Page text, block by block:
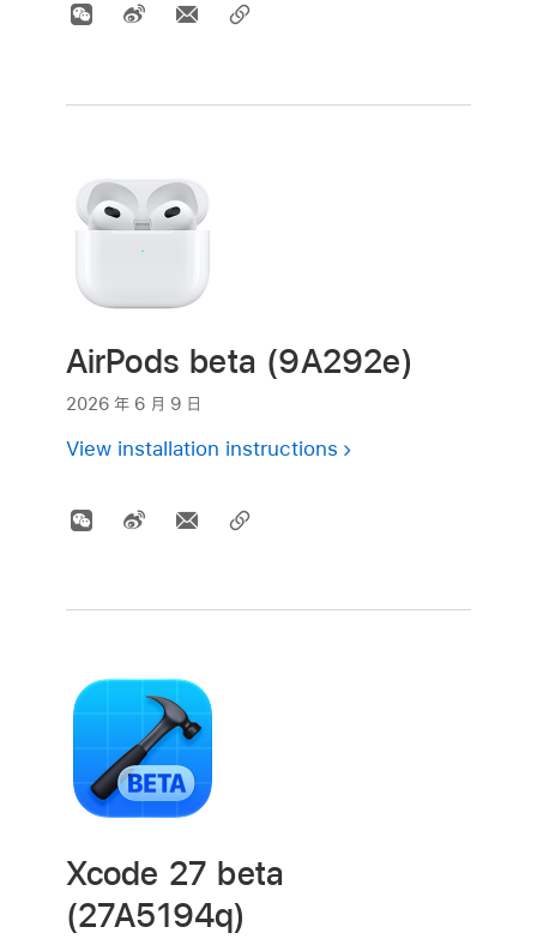
AirPods beta (9A292e)
2026 年 6 月 9 日
View installation instructions
Xcode 27 beta
(27A5194q)